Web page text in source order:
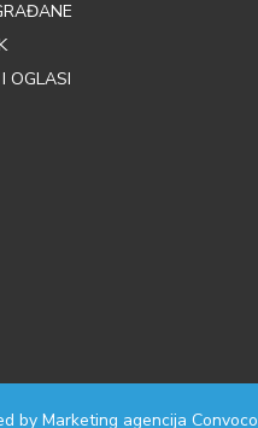
OGLASI
by Marketing agencija Convoco